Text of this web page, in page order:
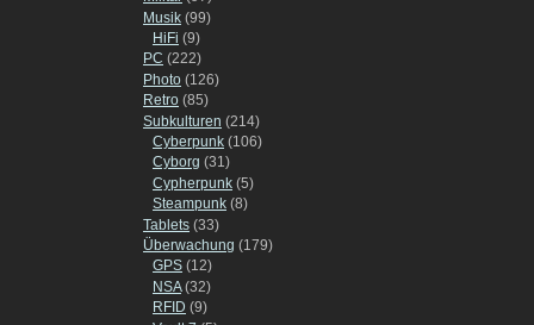
Musik (99)
HiFi (9)
PC (222)
Photo (126)
Retro (85)
Subkulturen (214)
Cyberpunk (106)
Cyborg (31)
Cypherpunk (5)
Steampunk (8)
Tablets (33)
Überwachung (179)
GPS (12)
NSA(32)
RFID (9)